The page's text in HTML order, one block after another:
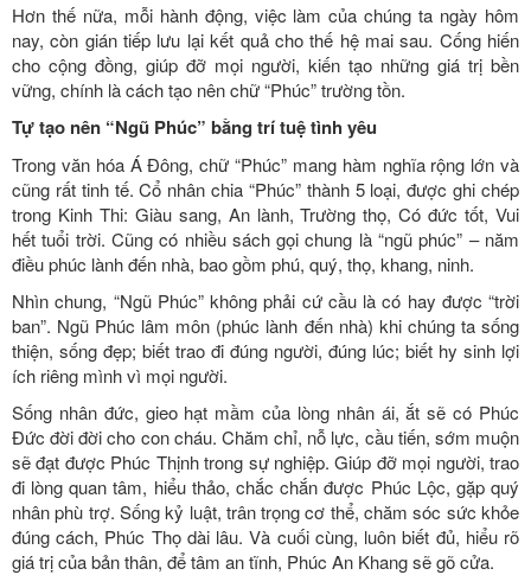
Hơn thế nữa, mỗi hành động, việc làm của chúng ta ngày hôm
nay, còn gián tiếp lưu lại kết quả cho thế hệ mai sau. Cống hiến
cho cộng đồng, giúp đỡ mọi người, kiến tạo những giá trị bền
vững, chính là cách tạo nên chữ “Phúc” trường tồn.
Tự tạo nên “Ngũ Phúc” bằng trí tuệ tình yêu
Trong văn hóa Á Đông, chữ “Phúc” mang hàm nghĩa rộng lớn và
cũng rất tinh tế. Cổ nhân chia “Phúc” thành 5 loại, được ghi chép
trong Kinh Thi: Giàu sang, An lành, Trường thọ, Có đức tốt, Vui
hết tuổi trời. Cũng có nhiều sách gọi chung là “ngũ phúc” – năm
điều phúc lành đến nhà, bao gồm phú, quý, thọ, khang, ninh.
Nhìn chung, “Ngũ Phúc” không phải cứ cầu là có hay được “trời
ban”. Ngũ Phúc lâm môn (phúc lành đến nhà) khi chúng ta sống
thiện, sống đẹp; biết trao đi đúng người, đúng lúc; biết hy sinh lợi
ích riêng mình vì mọi người.
Sống nhân đức, gieo hạt mầm của lòng nhân ái, ắt sẽ có Phúc
Đức đời đời cho con cháu. Chăm chỉ, nỗ lực, cầu tiến, sớm muộn
sẽ đạt được Phúc Thịnh trong sự nghiệp. Giúp đỡ mọi người, trao
đi lòng quan tâm, hiểu thảo, chắc chắn được Phúc Lộc, gặp quý
nhân phù trợ. Sống kỷ luật, trân trọng cơ thể, chăm sóc sức khỏe
đúng cách, Phúc Thọ dài lâu. Và cuối cùng, luôn biết đủ, hiểu rõ
giá trị của bản thân, để tâm an tĩnh, Phúc An Khang sẽ gõ cửa.